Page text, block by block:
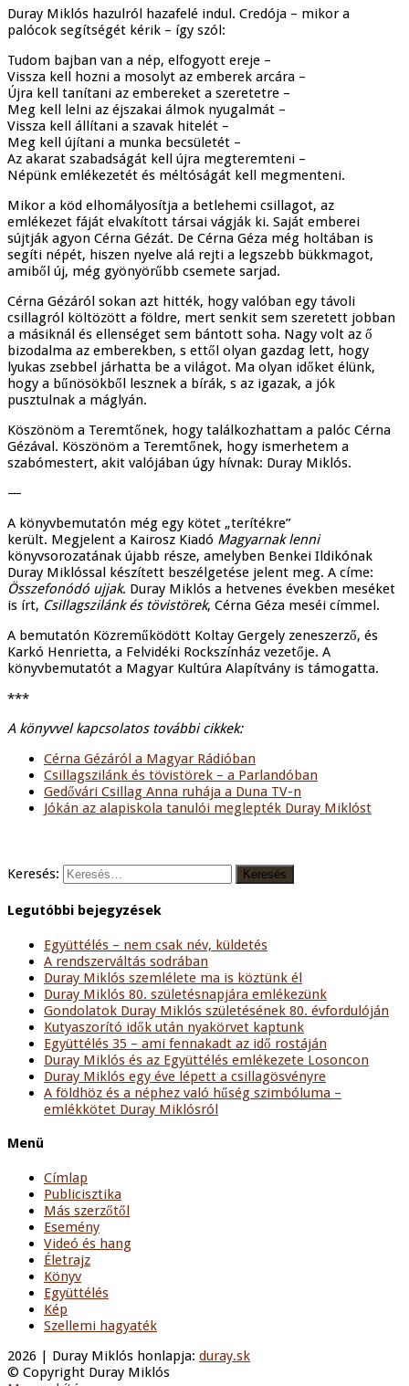
Duray Miklós hazulról hazafelé indul. Credója – mikor a
palócok segítségét kérik – így szól:
Tudom bajban van a nép, elfogyott ereje –
Vissza kell hozni a mosolyt az emberek arcára –
Újra kell tanítani az embereket a szeretetre –
Meg kell lelni az éjszakai álmok nyugalmát –
Vissza kell állítani a szavak hitelét –
Meg kell újítani a munka becsületét –
Az akarat szabadságát kell újra megteremteni –
Népünk emlékezetét és méltóságát kell megmenteni.
Mikor a köd elhomályosítja a betlehemi csillagot, az
emlékezet fáját elvakított társai vágják ki. Saját emberei
sújtják agyon Cérna Gézát. De Cérna Géza még holtában is
segíti népét, hiszen nyelve alá rejti a legszebb bükkmagot,
amiből új, még gyönyörűbb csemete sarjad.
Cérna Gézáról sokan azt hitték, hogy valóban egy távoli
csillagról költözött a földre, mert senkit sem szeretett jobban
a másiknál és ellenséget sem bántott soha. Nagy volt az ő
bizodalma az emberekben, s ettől olyan gazdag lett, hogy
lyukas zsebbel járhatta be a világot. Ma olyan időket élünk,
hogy a bűnösökből lesznek a bírák, s az igazak, a jók
pusztulnak a máglyán.
Köszönöm a Teremtőnek, hogy találkozhattam a palóc Cérna
Gézával. Köszönöm a Teremtőnek, hogy ismerhetem a
szabómestert, akit valójában úgy hívnak: Duray Miklós.
—
A könyvbemutatón még egy kötet „terítékre”
került. Megjelent a Kairosz Kiadó Magyarnak lenni
könyvsorozatának újabb része, amelyben Benkei Ildikónak
Duray Miklóssal készített beszélgetése jelent meg. A címe:
Összefonódó ujjak. Duray Miklós a hetvenes években meséket
is írt, Csillagszilánk és tövistörek, Cérna Géza meséi címmel.
A bemutatón Közreműködött Koltay Gergely zeneszerző, és
Karkó Henrietta, a Felvidéki Rockszínház vezetője. A
könyvbemutatót a Magyar Kultúra Alapítvány is támogatta.
***
A könyvvel kapcsolatos további cikkek:
Cérna Gézáról a Magyar Rádióban
Csillagszilánk és tövistörek – a Parlandóban
Gedővári Csillag Anna ruhája a Duna TV-n
Jókán az alapiskola tanulói meglepték Duray Miklóst
Keresés:
Legutóbbi bejegyzések
Együttélés – nem csak név, küldetés
A rendszerváltás sodrában
Duray Miklós szemlélete ma is köztünk él
Duray Miklós 80. születésnapjára emlékezünk
Gondolatok Duray Miklós születésének 80. évfordulóján
Kutyaszorító idők után nyakörvet kaptunk
Együttélés 35 – ami fennakadt az idő rostáján
Duray Miklós és az Együttélés emlékezete Losoncon
Duray Miklós egy éve lépett a csillagösvényre
A földhöz és a néphez való hűség szimbóluma –
emlékkötet Duray Miklósról
Menü
Címlap
Publicisztika
Más szerzőtől
Esemény
Videó és hang
Életrajz
Könyv
Együttélés
Kép
Szellemi hagyaték
2026 | Duray Miklós honlapja: duray.sk
© Copyright Duray Miklós